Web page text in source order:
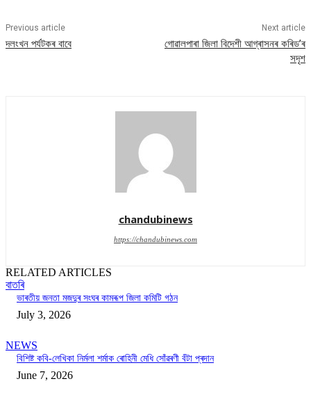
Previous article
দলংখন পৰ্যটকৰ বাবে
Next article
গোৱালপাৰা জিলা বিদেশী আগ্ৰাসনৰ কৰিড’ৰ
সদৃশ
chandubinews
https://chandubinews.com
RELATED ARTICLES
বাতৰি
ভাৰতীয় জনতা মজদুৰ সংঘৰ কামৰূপ জিলা কমিটি গঠন
July 3, 2026
NEWS
বিশিষ্ট কবি-লেখিকা নিৰ্মলা শৰ্মাক ৰোহিনী মেধি সোঁৱৰণী বঁটা প্ৰদান
June 7, 2026